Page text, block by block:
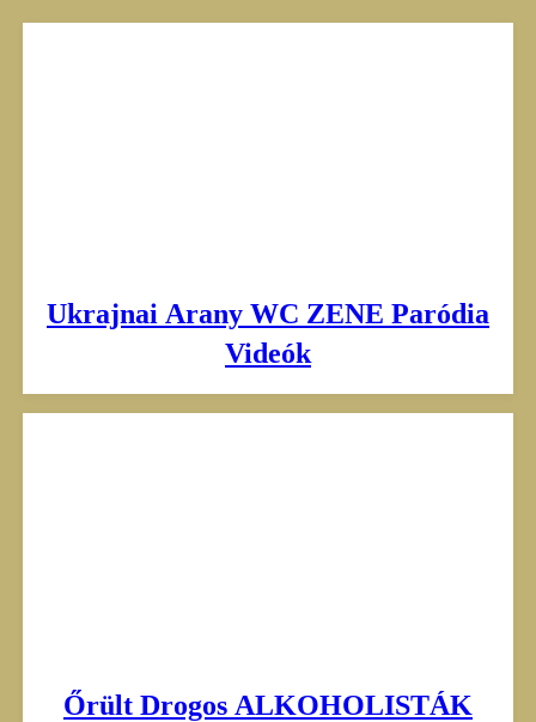
Skip
Ukrajnai Arany WC ZENE Paródia
Videók
Őrült Drogos ALKOHOLISTÁK